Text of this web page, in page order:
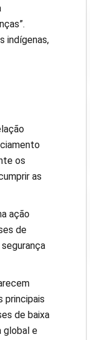
indígenas,
os
as
ação
de
principais
de baixa
global e